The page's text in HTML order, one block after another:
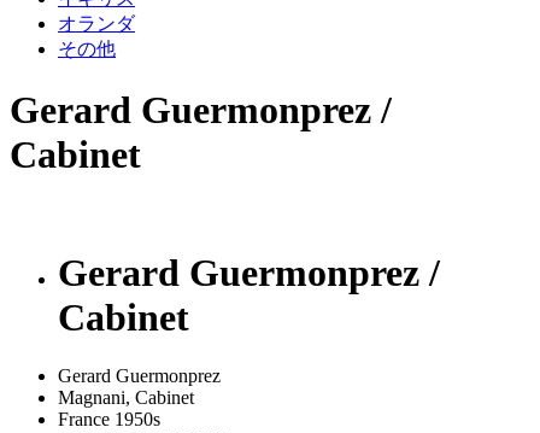
オランダ
その他
Gerard Guermonprez /
Cabinet
Gerard Guermonprez /
Cabinet
Gerard Guermonprez
Magnani, Cabinet
France 1950s